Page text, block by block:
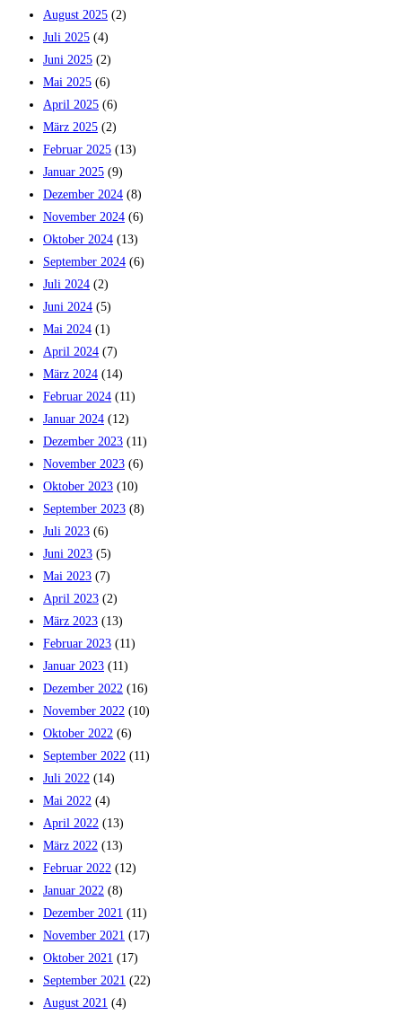
August 2025 (2)
Juli 2025 (4)
Juni 2025 (2)
Mai 2025 (6)
April 2025 (6)
März 2025 (2)
Februar 2025 (13)
Januar 2025 (9)
Dezember 2024 (8)
November 2024 (6)
Oktober 2024 (13)
September 2024 (6)
Juli 2024 (2)
Juni 2024 (5)
Mai 2024 (1)
April 2024 (7)
März 2024 (14)
Februar 2024 (11)
Januar 2024 (12)
Dezember 2023 (11)
November 2023 (6)
Oktober 2023 (10)
September 2023 (8)
Juli 2023 (6)
Juni 2023 (5)
Mai 2023 (7)
April 2023 (2)
März 2023 (13)
Februar 2023 (11)
Januar 2023 (11)
Dezember 2022 (16)
November 2022 (10)
Oktober 2022 (6)
September 2022 (11)
Juli 2022 (14)
Mai 2022 (4)
April 2022 (13)
März 2022 (13)
Februar 2022 (12)
Januar 2022 (8)
Dezember 2021 (11)
November 2021 (17)
Oktober 2021 (17)
September 2021 (22)
August 2021 (4)